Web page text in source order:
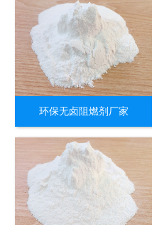
环保无卤阻燃剂厂家